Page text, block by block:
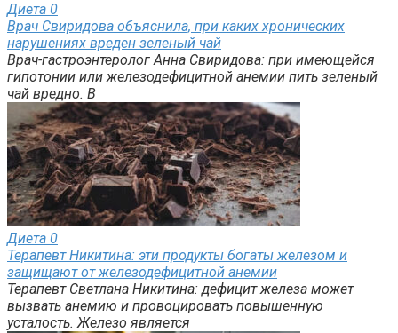
Диета 0
Врач Свиридова объяснила, при каких хронических
нарушениях вреден зеленый чай
Врач-гастроэнтеролог Анна Свиридова: при имеющейся
гипотонии или железодефицитной анемии пить зеленый
чай вредно. В
Диета 0
Терапевт Никитина: эти продукты богаты железом и
защищают от железодефицитной анемии
Терапевт Светлана Никитина: дефицит железа может
вызвать анемию и провоцировать повышенную
усталость. Железо является